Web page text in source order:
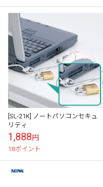
[SL-21K] ノートパソコンセキュ
リティ
1,888円
18ポイント